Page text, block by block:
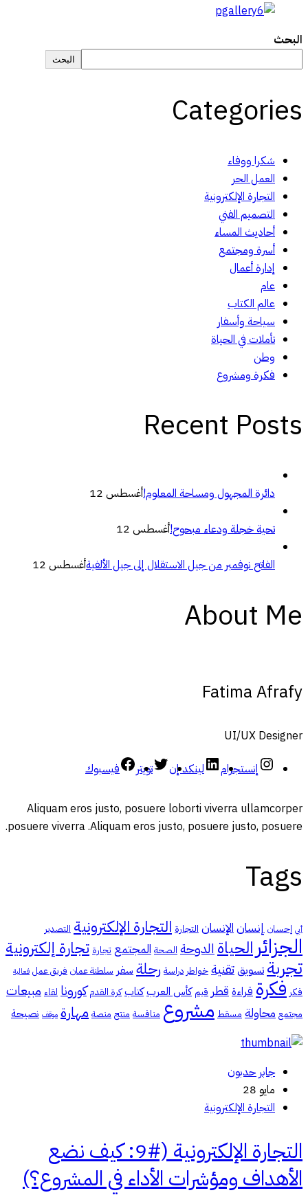
البحث
البحث
Categories
شكرا ووفاء
العمل الحر
التجارة الإلكترونية
التصميم الفني
أحاديث المساء
أسرة ومجتمع
إدارة أعمال
عام
عالم الكتاب
سياحة وأسفار
تأملات في الحياة
وطن
فكرة ومشروع
Recent Posts
دائرة المجهول ومساحة المعلوم!أغسطس 12
تحية خجلة ودعاء مبحوح!أغسطس 12
الفاتح نوفمبر من جيل الاستقلال إلى جيل الألفيةأغسطس 12
About Me
Fatima Afrafy
UI/UX Designer
إنستجرام
لينكد إن تويتر فيسبوك
Aliquam eros justo, posuere loborti viverra ullamcorper
posuere viverra .Aliquam eros justo, posuere justo, posuere.
Tags
أبي إحسان إنسانالإنسان التجارة التجارة الإلكترونية التصدير
الجزائر الحياةالدوحة الصحة المجتمع تجارة تجارة إلكترونية
تجربة تسويقتقنية خواطر دراسة رحلة سفر سلطنة عمان فريق عمل فعالية
فكر فكرة قراءة قطر قيم كأس العرب كتاب كرة القدم كورونا لقاء مبيعات
مجتمع محاولة مسقط مشروع منافسة منتج منصة مهارة موقف نصيحة
جابر حدبون
مايو 28
التجارة الإلكترونية
التجارة الإلكترونية (#9: كيف نضع
الأهداف ومؤشرات الأداء في المشروع؟)